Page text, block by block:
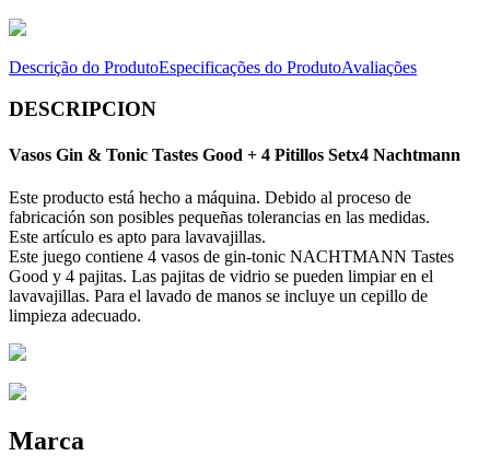
Descrição do ProdutoEspecificações do ProdutoAvaliações
DESCRIPCION
Vasos Gin & Tonic Tastes Good + 4 Pitillos Setx4 Nachtmann
Este producto está hecho a máquina. Debido al proceso de
fabricación son posibles pequeñas tolerancias en las medidas.
Este artículo es apto para lavavajillas.
Este juego contiene 4 vasos de gin-tonic NACHTMANN Tastes
Good y 4 pajitas. Las pajitas de vidrio se pueden limpiar en el
lavavajillas. Para el lavado de manos se incluye un cepillo de
limpieza adecuado.
Marca